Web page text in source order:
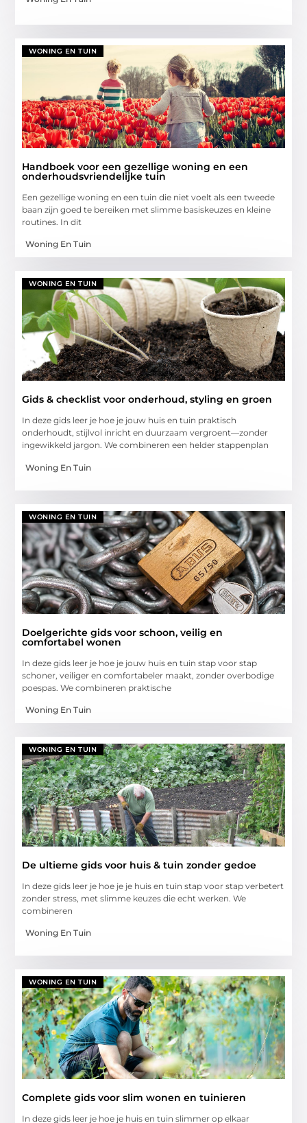
WONING EN TUIN
Handboek voor een gezellige woning en een
onderhoudsvriendelijke tuin
Een gezellige woning en een tuin die niet voelt als een tweede
baan zijn goed te bereiken met slimme basiskeuzes en kleine
routines. In dit
Woning En Tuin
WONING EN TUIN
Gids & checklist voor onderhoud, styling en groen
In deze gids leer je hoe je jouw huis en tuin praktisch
onderhoudt, stijlvol inricht en duurzaam vergroent—zonder
ingewikkeld jargon. We combineren een helder stappenplan
Woning En Tuin
WONING EN TUIN
Doelgerichte gids voor schoon, veilig en
comfortabel wonen
In deze gids leer je hoe je jouw huis en tuin stap voor stap
schoner, veiliger en comfortabeler maakt, zonder overbodige
poespas. We combineren praktische
Woning En Tuin
WONING EN TUIN
De ultieme gids voor huis & tuin zonder gedoe
In deze gids leer je hoe je je huis en tuin stap voor stap verbetert
zonder stress, met slimme keuzes die echt werken. We
combineren
Woning En Tuin
WONING EN TUIN
Complete gids voor slim wonen en tuinieren
In deze gids leer je hoe je huis en tuin slimmer op elkaar